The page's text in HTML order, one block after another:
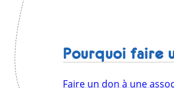
Pourquoi faire
Faire un don à une